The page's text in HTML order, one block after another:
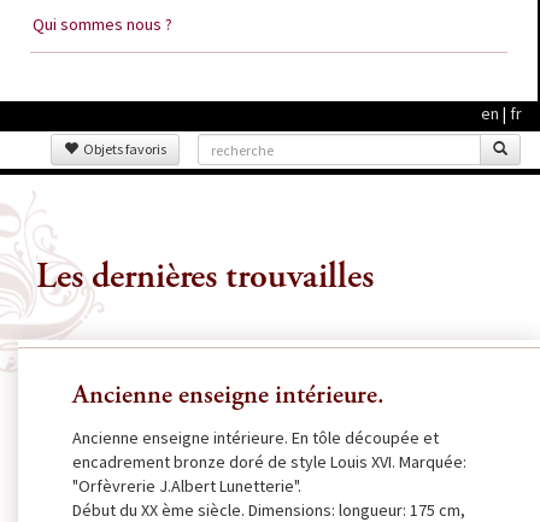
Qui sommes nous ?
en | fr
Objets favoris
Les dernières trouvailles
Ancienne enseigne intérieure.
Ancienne enseigne intérieure. En tôle découpée et
encadrement bronze doré de style Louis XVI. Marquée:
"Orfèvrerie J.Albert Lunetterie".
Début du XX ème siècle. Dimensions: longueur: 175 cm,